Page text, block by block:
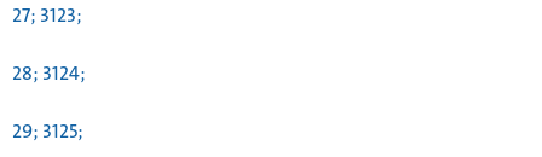
27; 3123;
28; 3124;
29; 3125;